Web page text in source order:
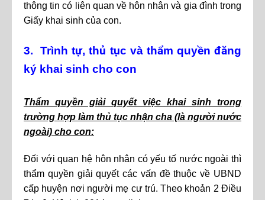
thông tin có liên quan về hôn nhân và gia đình trong
Giấy khai sinh của con.
3. Trình tự, thủ tục và thẩm quyền đăng
ký khai sinh cho con
Thẩm quyền giải quyết việc khai sinh trong
trường hợp làm thủ tục nhận cha (là người nước
ngoài) cho con:
Đối với quan hệ hôn nhân có yếu tố nước ngoài thì
thẩm quyền giải quyết các vấn đề thuộc về UBND
cấp huyện nơi người mẹ cư trú. Theo khoản 2 Điều